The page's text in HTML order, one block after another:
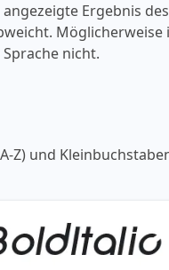
Ergebnis
nicht.
und